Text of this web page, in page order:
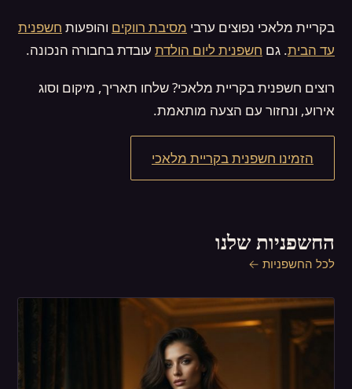
בקריית מלאכי נפוצים ערבי מסיבת רווקים והופעות חשפנית
עד הבית. גם חשפנית ליום הולדת עובדת בחבורה הנכונה.
רוצים חשפנית בקריית מלאכי? שלחו תאריך, מיקום וסוג
אירוע, ונחזור עם הצעה מותאמת.
הזמינו חשפנית בקריית מלאכי
החשפניות שלנו
לכל החשפניות ←